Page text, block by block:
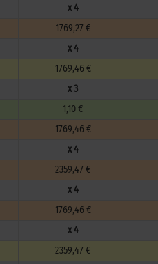
x 4
1769,27 €
x 4
1769,46 €
x 3
1,10 €
1769,46 €
x 4
2359,47 €
x 4
1769,46 €
x 4
2359,47 €